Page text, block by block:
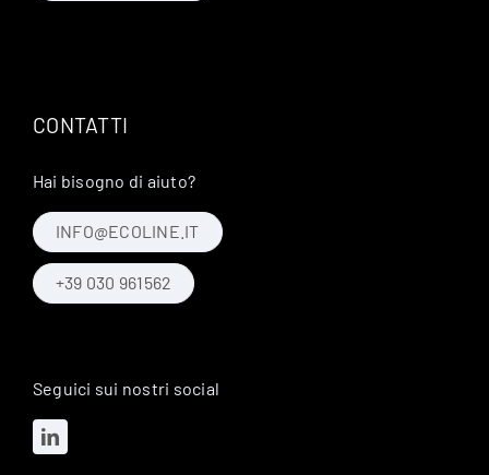
CONTATTI
Hai bisogno di aiuto?
INFO@ECOLINE.IT
+39 030 961562
Seguici sui nostri social